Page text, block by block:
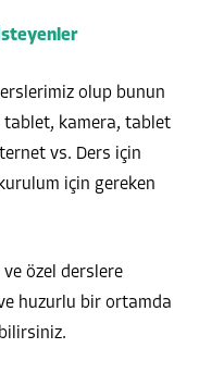
İsteyenler
olup bunun
tablet, kamera, tablet
vs. Ders için
için gereken
özel derslere
huzurlu bir ortamda